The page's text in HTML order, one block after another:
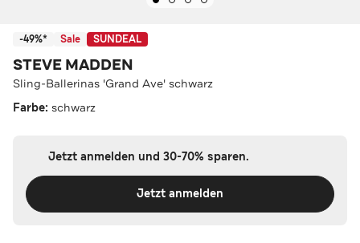
-49%* Sale SUNDEAL
STEVE MADDEN
Sling-Ballerinas 'Grand Ave' schwarz
Farbe: schwarz
Jetzt anmelden und 30-70% sparen.
Jetzt anmelden